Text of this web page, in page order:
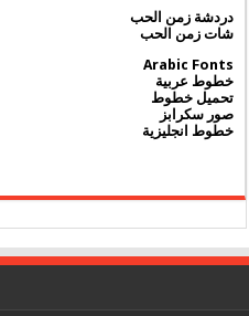
دردشة زمن الحب
شات زمن الحب
Arabic Fonts
خطوط عربية
تحميل خطوط
صور سكرابز
خطوط انجليزية